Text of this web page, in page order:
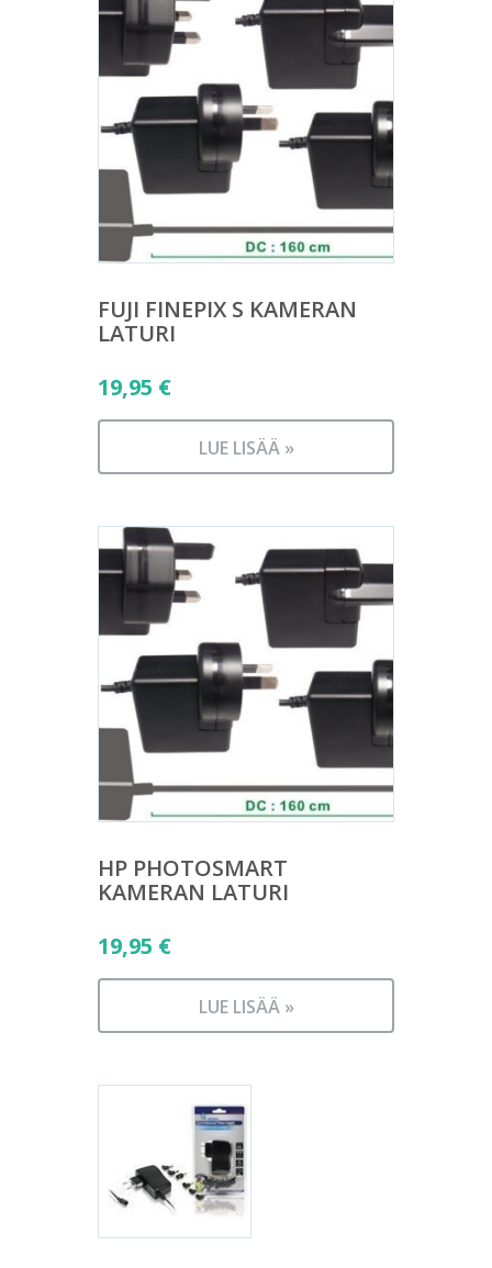
FUJI FINEPIX S KAMERAN
LATURI
19,95 €
LUE LISÄÄ »
HP PHOTOSMART
KAMERAN LATURI
19,95 €
LUE LISÄÄ »